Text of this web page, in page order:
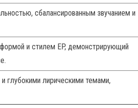
сбалансированным звучанием и
и стилем EP, демонстрирующий
глубокими лирическими темами,